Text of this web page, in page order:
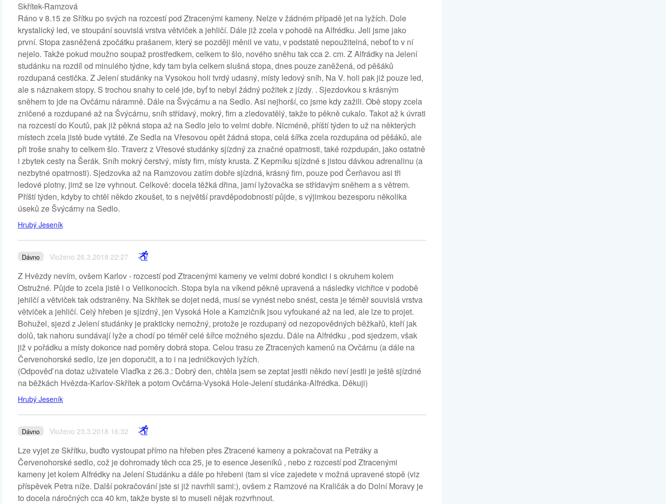
Skřítek-Ramzová
Ráno v 8.15 ze Sřítku po svých na rozcestí pod Ztracenými kameny. Nelze v žádném případě jet na lyžích. Dole
krystalický led, ve stoupání souvislá vrstva větviček a jehličí. Dále již zcela v pohodě na Alfrédku. Jeli jsme jako
první. Stopa zasněžená zpočátku prašanem, který se později měnil ve vatu, v podstatě nepoužitelná, neboť to v ní
nejelo. Takže pokud moužno soupaž prostředkem, celkem to šlo, nového sněhu tak cca 2. cm. Z Alfrádky na Jelení
studánku na rozdíl od minulého týdne, kdy tam byla celkem slušná stopa, dnes pouze zaněžená, od pěšáků
rozdupaná cestička. Z Jelení studánky na Vysokou holi tvrdý udasný, místy ledový sníh, Na V. holi pak již pouze led,
ale s náznakem stopy. S trochou snahy to celé jde, byť to nebyl žádný požitek z jízdy. . Sjezdovkou s krásným
sněhem to jde na Ovčárnu náramně. Dále na Švýcárnu a na Sedlo. Asi nejhorší, co jsme kdy zažili. Obě stopy zcela
zničené a rozdupané až na Švýcárnu, sníh střídavý, mokrý, firn a zledovatělý, takže to pěkně cukalo. Takot až k úvrati
na rozcestí do Koutů, pak již pěkná stopa až na Sedlo jelo to velmi dobře. Nicméně, příští týden to už na některých
místech zcela jistě bude vytáté. Ze Sedla na Vřesovou opět žádná stopa, celá šířka zcela rozdupána od pěšáků, ale
při troše snahy to celkem šlo. Traverz z Vřesové studánky sjízdný za značné opatrnosti, také rozpdupán, jako ostatně
i zbytek cesty na Šerák. Sníh mokrý čerstvý, místy firn, místy krusta. Z Keprníku sjízdné s jistou dávkou adrenalinu (a
nezbytné opatrnosti). Sjedzovka až na Ramzovou zatím dobře sjízdná, krásný firn, pouze pod Čerňavou asi tři
ledové plotny, jimž se lze vyhnout. Celkově: docela těžká dřina, jarní lyžovačka se střídavým sněhem a s větrem.
Příští týden, kdyby to chtěl někdo zkoušet, to s největší pravděpodobností půjde, s výjimkou bezesporu několika
úseků ze Švýcárny na Sedlo.
Hrubý Jeseník
Dávno Vloženo 26.3.2018 22:27
Z Hvězdy nevím, ovšem Karlov - rozcestí pod Ztracenými kameny ve velmi dobré kondici i s okruhem kolem
Ostružné. Půjde to zcela jistě i o Velikonocích. Stopa byla na víkend pěkně upravená a následky vichřice v podobě
jehilčí a větviček tak odstraněny. Na Skřítek se dojet nedá, musí se vynést nebo snést, cesta je téměř souvislá vrstva
větviček a jehličí. Celý hřeben je sjízdný, jen Vysoká Hole a Kamzičník jsou vyfoukané až na led, ale lze to projet.
Bohužel, sjezd z Jelení studánky je prakticky nemožný, protože je rozdupaný od nezopovědných běžkařů, kteří jak
dolů, tak nahoru sundávají lyže a chodí po téměř celé šířce možného sjezdu. Dále na Alfrédku , pod sjedzem, však
již v pořádku a místy dokonce nad poměry dobrá stopa. Celou trasu ze Ztracených kamenů na Ovčárnu (a dále na
Červenohorské sedlo, lze jen doporučit, a to i na jedničkových lyžích.
(Odpověď na dotaz uživatele Vlaďka z 26.3.: Dobrý den, chtěla jsem se zeptat jestli někdo neví jestli je ještě sjízdné
na běžkách Hvězda-Karlov-Skřítek a potom Ovčárna-Vysoká Hole-Jelení studánka-Alfrédka. Děkuji)
Hrubý Jeseník
Dávno Vloženo 23.3.2018 16:32
Lze vyjet ze Skřítku, buďto vystoupat přímo na hřeben přes Ztracené kameny a pokračovat na Petráky a
Červenohorské sedlo, což je dohromady těch cca 25, je to esence Jeseníků , nebo z rozcestí pod Ztracenými
kameny jet kolem Alfrédky na Jelení Studánku a dále po hřebeni (tam si více zajedete v možná upravené stopě (viz
příspěvek Petra níže. Další pokračování jste si již navrhli sami:), ovšem z Ramzové na Kraličák a do Dolní Moravy je
to docela náročných cca 40 km, takže byste si to museli nějak rozvrhnout.